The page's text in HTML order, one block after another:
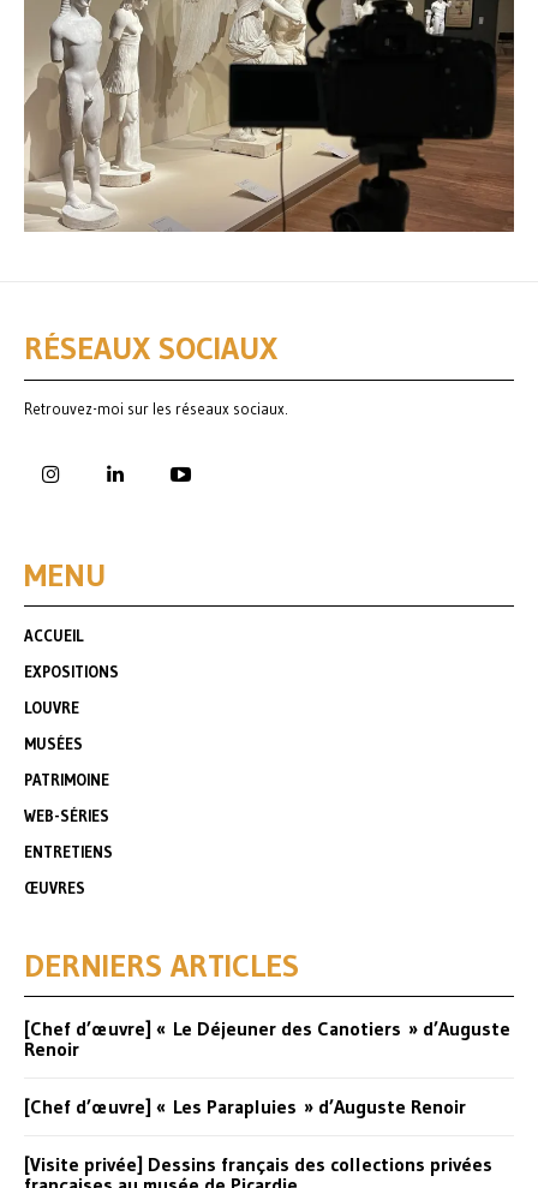
RÉSEAUX SOCIAUX
Retrouvez-moi sur les réseaux sociaux.
MENU
ACCUEIL
EXPOSITIONS
LOUVRE
MUSÉES
PATRIMOINE
WEB-SÉRIES
ENTRETIENS
ŒUVRES
DERNIERS ARTICLES
[Chef d’œuvre] « Le Déjeuner des Canotiers » d’Auguste
Renoir
[Chef d’œuvre] « Les Parapluies » d’Auguste Renoir
[Visite privée] Dessins français des collections privées